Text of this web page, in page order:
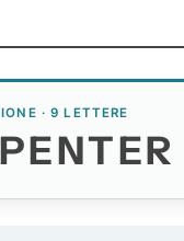
· 9 LETTERE